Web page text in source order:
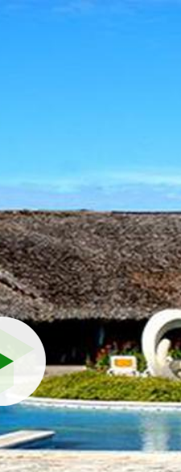
vídeo